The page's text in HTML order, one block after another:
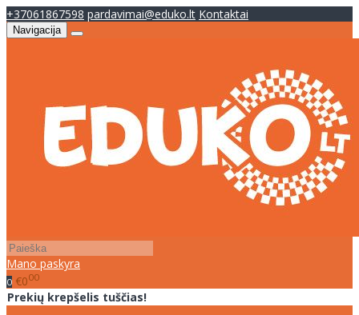
+37061867598 pardavimai@eduko.lt Kontaktai
Navigacija
Mano paskyra
0 €000
Prekių krepšelis tuščias!